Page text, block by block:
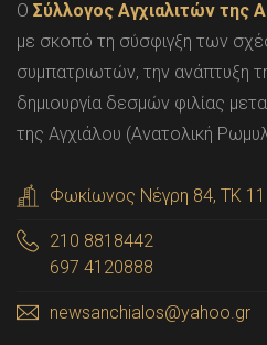
O Σύλλογος Αγχιαλιτών της
με σκοπό τη σύσφιγξη των
συμπατριωτών, την ανάπτυξη
δημιουργία δεσμών φιλίας
της Αγχιάλου (Ανατολική
Φωκίωνος Νέγρη 84, ΤΚ
210 8818442
697 4120888
newsanchialos@yahoo.gr